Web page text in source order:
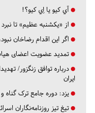
آي كيو يا اِي كيو؟!
از «یکشنبه عظیم» تا
اگر این اقدام رضاخان
تمدید عضویت اعضای
درباره توافق زنگزور/
ایران
یزد: دوره جامع ترک گناه
تیغ تیز روزنامه‌نگاران